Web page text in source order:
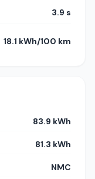
3.9 s
18.1 kWh/100 km
83.9 kWh
81.3 kWh
NMC